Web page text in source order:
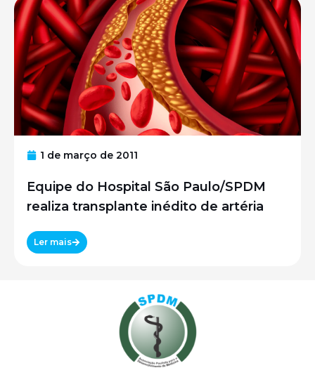
1 de março de 2011
Equipe do Hospital São Paulo/SPDM
realiza transplante inédito de artéria
Ler mais